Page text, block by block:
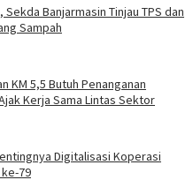
Banjarmasin Tinjau TPS dan
Sampah
KM 5,5 Butuh Penanganan
Kerja Sama Lintas Sektor
Digitalisasi Koperasi
79